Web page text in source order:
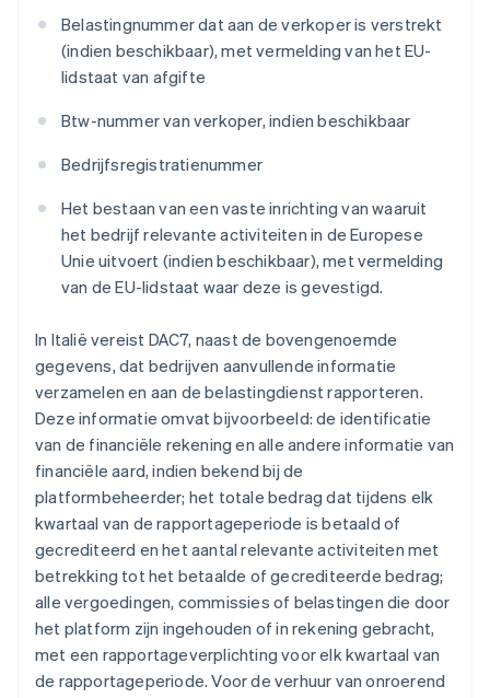
Belastingnummer dat aan de verkoper is verstrekt
(indien beschikbaar), met vermelding van het EU-
lidstaat van afgifte
Btw-nummer van verkoper, indien beschikbaar
Bedrijfsregistratienummer
Het bestaan van een vaste inrichting van waaruit
het bedrijf relevante activiteiten in de Europese
Unie uitvoert (indien beschikbaar), met vermelding
van de EU-lidstaat waar deze is gevestigd.
In Italië vereist DAC7, naast de bovengenoemde
gegevens, dat bedrijven aanvullende informatie
verzamelen en aan de belastingdienst rapporteren.
Deze informatie omvat bijvoorbeeld: de identificatie
van de financiële rekening en alle andere informatie van
financiële aard, indien bekend bij de
platformbeheerder; het totale bedrag dat tijdens elk
kwartaal van de rapportageperiode is betaald of
gecrediteerd en het aantal relevante activiteiten met
betrekking tot het betaalde of gecrediteerde bedrag;
alle vergoedingen, commissies of belastingen die door
het platform zijn ingehouden of in rekening gebracht,
met een rapportageverplichting voor elk kwartaal van
de rapportageperiode. Voor de verhuur van onroerend